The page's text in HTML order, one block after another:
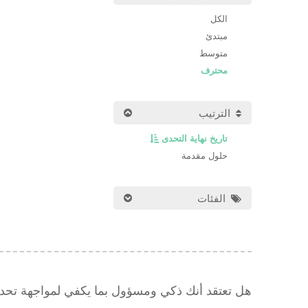
الكل
مبتدئ
متوسط
محترف
الترتيب
تاريخ نهاية التحدى
حلول مقدمة
الفئات
هل تعتقد أنك ذكي ومسؤول بما يكفي لمواجهة